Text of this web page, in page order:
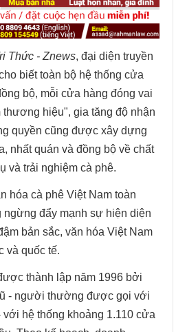
Thức - Znews, đại diện truyền
biết toàn bộ hệ thống cửa
bộ, mỗi cửa hàng đóng vai
thương hiệu", gia tăng độ nhận
quyền cũng được xây dựng
nhất quán và đồng bộ về chất
và trải nghiệm cà phê.
hóa cà phê Việt Nam toàn
đẩy mạnh sự hiện diện
bản sắc, văn hóa Việt Nam
và quốc tế.
thành lập năm 1996 bởi
- người thường được gọi với
với hệ thống khoảng 1.110 cửa